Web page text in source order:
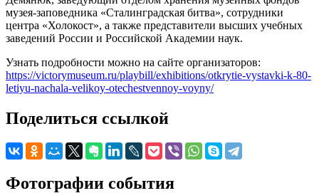
музея-заповедника «Сталинградская битва», сотрудники
центра «Холокост», а также представители высших учебных
заведений России и Российской Академии наук.
Узнать подробности можно на сайте организаторов:
https://victorymuseum.ru/playbill/exhibitions/otkrytie-vystavki-k-80-
letiyu-nachala-velikoy-otechestvennoy-voyny/
Поделиться ссылкой
Фотографии события